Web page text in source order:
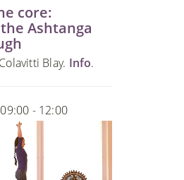
core:
Ashtanga
Blay. Info.
- 12:00